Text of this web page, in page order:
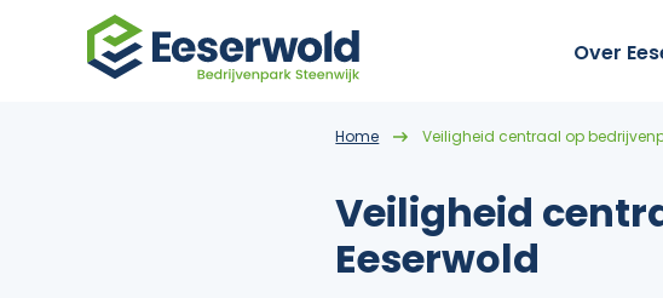
Over
Home Veiligheid centraal op
Veiligheid
Eeserwold